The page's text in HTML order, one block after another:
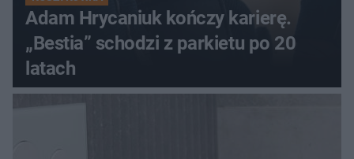
Adam Hrycaniuk kończy karierę.
„Bestia” schodzi z parkietu po 20
latach